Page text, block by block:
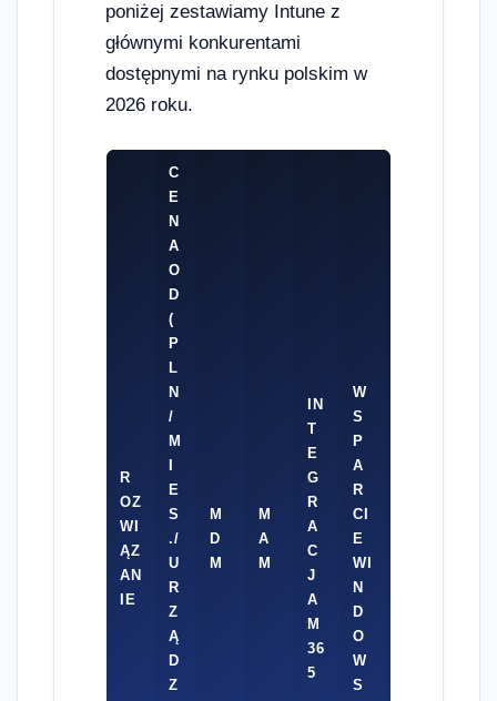
poniżej zestawiamy Intune z
głównymi konkurentami
dostępnymi na rynku polskim w
2026 roku.
R
OZ
WI
ĄZ
AN
IE
C
E
N
A
O
D
(
P
L
N
/
M
E
S
./
U
R
Z
Ą
D
Z
M
D
M
M
A
M
IN
T
E
G
R
A
C
J
A
M
36
5
W
S
P
A
R
CI
E
WI
N
D
O
W
S